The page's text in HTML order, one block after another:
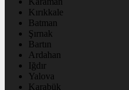
Kırıkkale
Batman
Şırnak
Bartın
Ardahan
Iğdır
Yalova
Karabük